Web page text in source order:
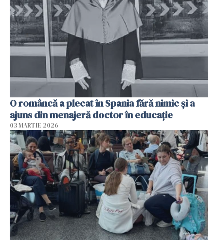
O româncă a plecat în Spania fără nimic și a
ajuns din menajeră doctor în educație
03 MARTIE 2026